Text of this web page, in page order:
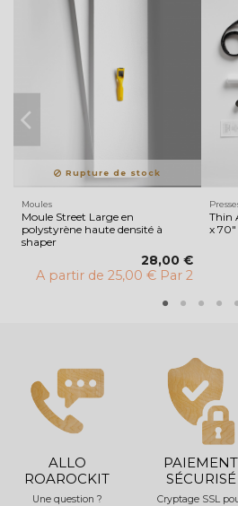
Rupture de stock
Moules
Moule Street Large en
polystyrène haute densité à
shaper
28,00 €
A partir de25,00 € Par 2
Thin
x 70"
ALLO
ROAROCKIT
Une question ?
PAIEMENT
SÉCURISÉ
Cryptage SSL